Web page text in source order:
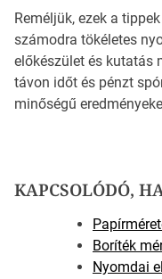
Reméljük, ezek a
számodra tökéletes
előkészület és kutatás
távon időt és pénzt
minőségű
KAPCSOLÓDÓ,
Boríték
Nyomdai